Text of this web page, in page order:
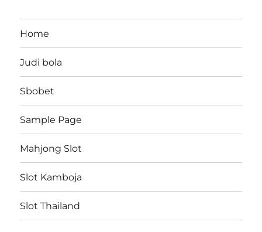
Home
Judi bola
Sbobet
Sample Page
Mahjong Slot
Slot Kamboja
Slot Thailand